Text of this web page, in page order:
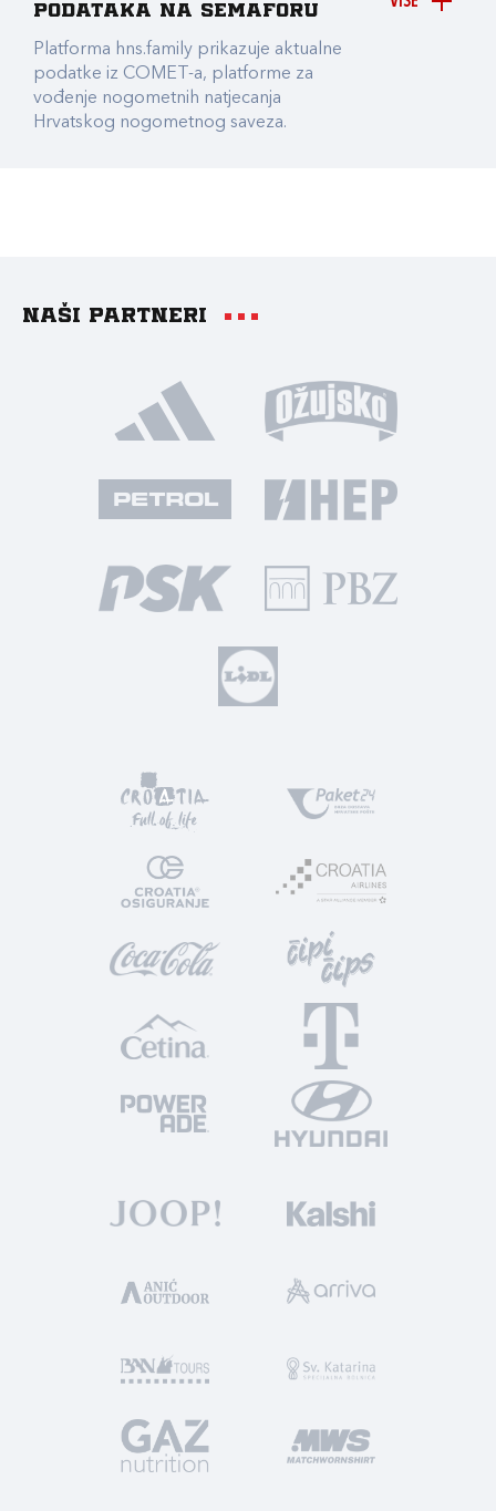
podataka na Semaforu
Platforma hns.family prikazuje aktualne
podatke iz COMET-a, platforme za
vođenje nogometnih natjecanja
Hrvatskog nogometnog saveza.
Naši partneri